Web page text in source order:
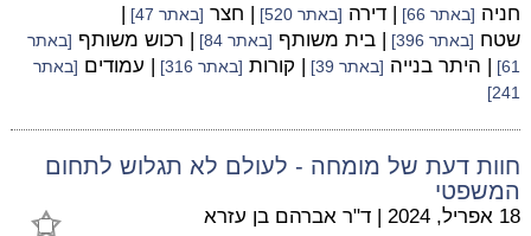
חניה [באתר 66] | דירה [באתר 520] | חצר [באתר 47]
|
שטח [באתר 396] | בית משותף [באתר 84] | רכוש משותף [באתר
61]
| היתר בנייה [באתר 39] | קורות [באתר 316] | עמודים [באתר
241]
חוות דעת של מומחה - לעולם לא תגלוש לתחום
המשפטי
18 אפריל, 2024 | ד"ר אברהם בן עזרא